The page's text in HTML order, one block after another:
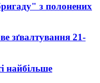
з полонених
зґвалтування 21-
найбільше